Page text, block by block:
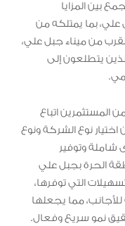
بين المزايا
علي، بما يمتلكه من
من ميناء جبل علي،
يتطلعون إلى
اتباع
نوع الشركة ونوع
شاملة وتوفير
الحرة بجبل علي
التي توفرها،
للأجانب، مما يجعلها
نمو سريع وفعال.